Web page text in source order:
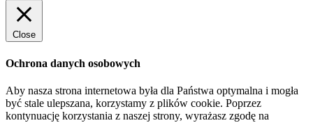
Close
Ochrona danych osobowych
Aby nasza strona internetowa była dla Państwa optymalna i mogła
być stale ulepszana, korzystamy z plików cookie. Poprzez
kontynuację korzystania z naszej strony, wyrażasz zgodę na